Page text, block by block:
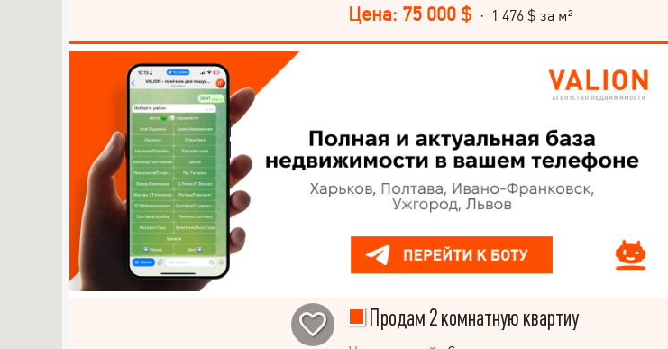
проживания, так и для инвестирования с
последующей сдачей в аренду. Общая площадь – 50,8
м². Дополнительным преимуществом является чердак
вид. Дом расположен рядом с медицинским
университетом, рынком «Урожай» и Дворцом детей и
юношества. В квартире установлено индивидуальное
Звоните для получения подробной информации и
организации просмотра!
Цена: 75 000 $· 1 476 $ за м²
Продам 2 комнатную квартиу